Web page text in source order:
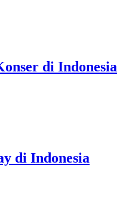
di Indonesia
di Indonesia